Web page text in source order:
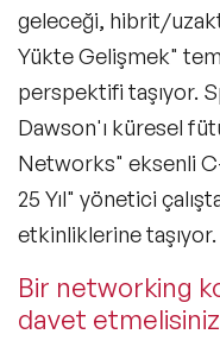
geleceği, hibrit/
Yükte Gelişmek"
perspektifi taşıyor.
Dawson'ı küresel
Networks" eksenli
25 Yıl" yönetici
etkinliklerine taşıyor.
Bir networking
davet
KVKK
NFT ve Sanat
Felsefe & Yeni
Networking
Siber Güvenlik
Fintek
Tedarik Zinciri